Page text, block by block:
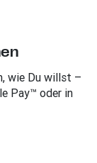
wie Du willst –
Pay™ oder in